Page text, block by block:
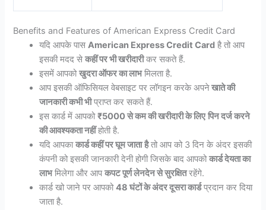
Benefits and Features of American Express Credit Card
यदि आपके पासAmerican Express Credit Card है तो आप
इसकी मदद सेकहीं पर भी खरीदारीकर सकते हैं.
इसमें आपकोखुदरा ऑफर का लाभमिलता है.
आप इसकी ऑफिसियल वेबसाइट पर लॉगइन करके अपनेखाते की
जानकारी कभी भीप्राप्त कर सकते हैं.
इस कार्ड में आपको₹5000 से कम की खरीदारी के लिए पिन दर्ज करने
की आवश्यकता नहींहोती है.
यदि आपकाकार्ड कहीं पर घूम जाता हैतो आप को 3 दिन के अंदर इसकी
कंपनी को इसकी जानकारी देनी होगी जिसके बाद आपकोकार्ड देयता का
लाभमिलेगा और आपकपट पूर्ण लेनदेन से सुरक्षितरहेंगे.
कार्ड खो जाने पर आपको48 घंटों के अंदर दूसरा कार्डप्रदान कर दिया
जाता है.